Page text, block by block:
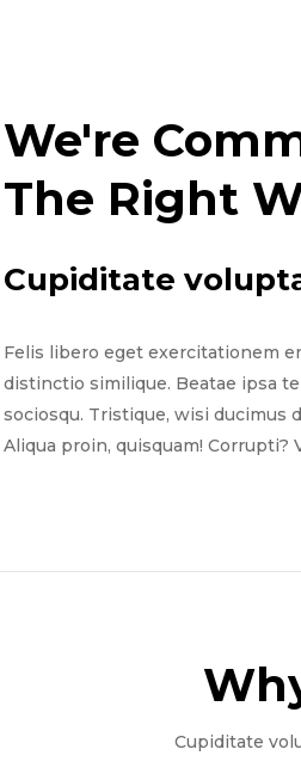
We're
The Right
Cupiditate
Felis libero eget exercitationem
distinctio similique. Beatae ipsa
sociosqu. Tristique, wisi ducimus
Aliqua proin, quisquam!
Cupiditate